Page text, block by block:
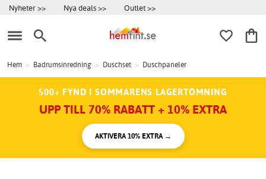
Nyheter >> Nya deals >> Outlet >>
Hem > Badrumsinredning > Duschset > Duschpaneler
500+ FYND I SOMMARENS LAGERTÖMNING
UPP TILL 70% RABATT + 10% EXTRA
AKTIVERA 10% EXTRA →